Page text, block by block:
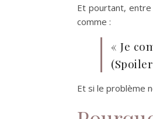
Et pourtant, entre
comme :
« Je
Et si le problème